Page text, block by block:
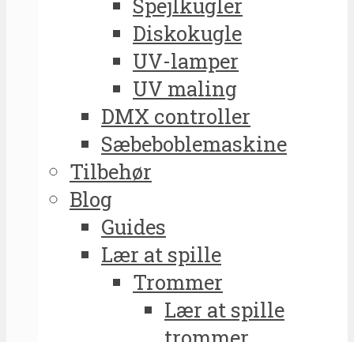
Diskokugle
UV-lamper
UV maling
DMX controller
Sæbeboblemaskine
Tilbehør
Blog
Guides
Lær at spille
Trommer
Lær at spille